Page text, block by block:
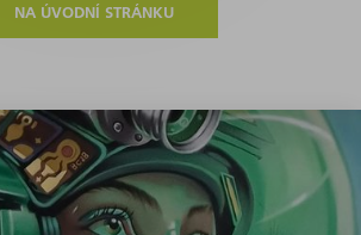
NA ÚVODNÍ STRÁNKU